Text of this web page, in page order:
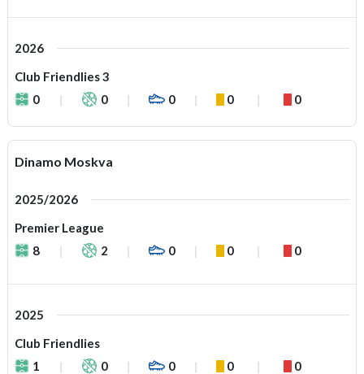
2026
Club Friendlies 3
0
0 0 0 0
Dinamo Moskva
2025/2026
Premier League
8
2 0 0 0
2025
Club Friendlies
1
0 0 0 0